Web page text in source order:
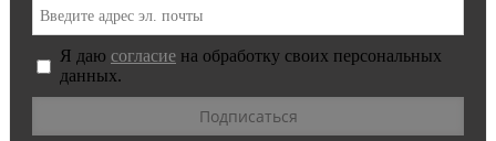
Я даю согласие на обработку своих персональных
данных.